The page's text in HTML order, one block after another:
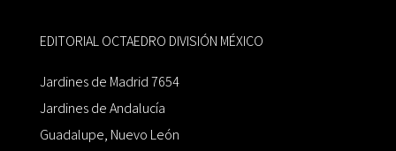
EDITORIAL OCTAEDRO DIVISIÓN MÉXICO
Jardines de Madrid 7654
Jardines de Andalucía
Guadalupe, Nuevo León